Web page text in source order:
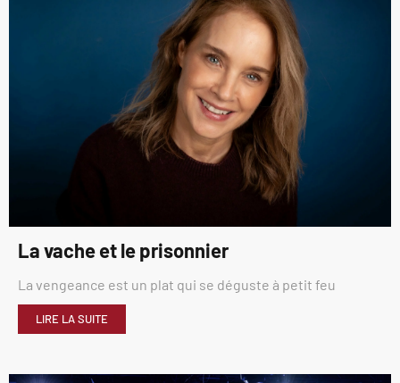
La vache et le prisonnier
La vengeance est un plat qui se déguste à petit feu
LIRE LA SUITE